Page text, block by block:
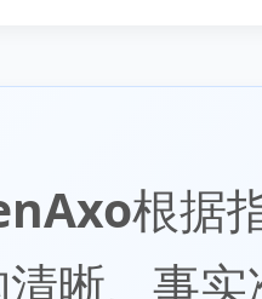
根据
晰、事